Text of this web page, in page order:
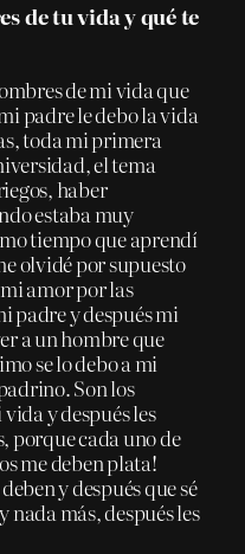
de tu vida y qué te
de mi vida que
padre le debo la vida
toda mi primera
el tema
haber
estaba muy
tiempo que aprendí
olvidé por supuesto
amor por las
padre y después mi
a un hombre que
se lo debo a mi
Son los
y después les
porque cada uno de
me deben plata!
y después que sé
nada más, después les